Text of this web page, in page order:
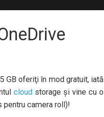
GB oferiţi în mod gratuit, iată
cloud storage şi vine cu o
pentru camera roll)!